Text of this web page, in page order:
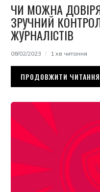
ЧИ МОЖНА
ЗРУЧНИЙ
ЖУРНАЛІСТІВ
08/02/2023 1 хв читання
ПРОДОВЖИТИ ЧИТАННЯ